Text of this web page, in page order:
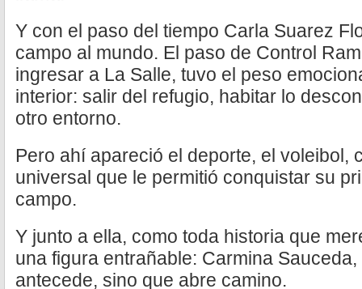
Y con el paso del tiempo Carla Suarez
campo al mundo. El paso de Control
ingresar a La Salle, tuvo el peso
interior: salir del refugio, habitar lo
otro entorno.
Pero ahí apareció el deporte, el voleibol,
universal que le permitió conquistar su
campo.
Y junto a ella, como toda historia que
una figura entrañable: Carmina
antecede, sino que abre camino.